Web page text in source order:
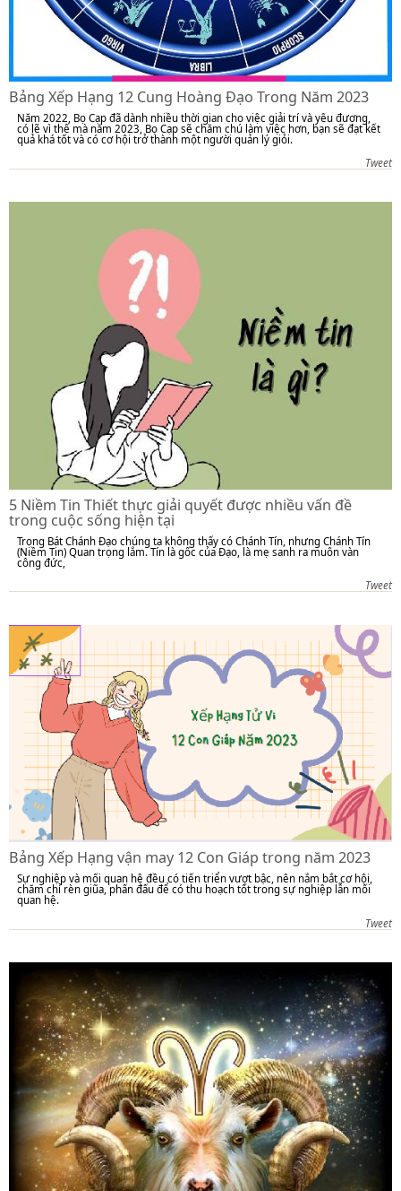
Bảng Xếp Hạng 12 Cung Hoàng Đạo Trong Năm 2023
Năm 2022, Bọ Cạp đã dành nhiều thời gian cho việc giải trí và yêu đương,
có lẽ vì thế mà năm 2023, Bọ Cạp sẽ chăm chú làm việc hơn, bạn sẽ đạt kết
quả khá tốt và có cơ hội trở thành một người quản lý giỏi.
Tweet
5 Niềm Tin Thiết thực giải quyết được nhiều vấn đề
trong cuộc sống hiện tại
Trong Bát Chánh Đạo chúng ta không thấy có Chánh Tín, nhưng Chánh Tín
(Niềm Tin) Quan trọng lắm. Tín là gốc của Đạo, là mẹ sanh ra muôn vàn
công đức,
Tweet
Bảng Xếp Hạng vận may 12 Con Giáp trong năm 2023
Sự nghiệp và mối quan hệ đều có tiến triển vượt bậc, nên nắm bắt cơ hội,
chăm chỉ rèn giũa, phấn đấu để có thu hoạch tốt trong sự nghiệp lẫn mối
quan hệ.
Tweet